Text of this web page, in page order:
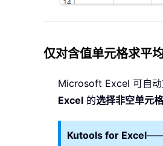
仅对含值单元格求平
Microsoft Excel 可自动
Excel 的选择非空单元格
Kutools for Excel——